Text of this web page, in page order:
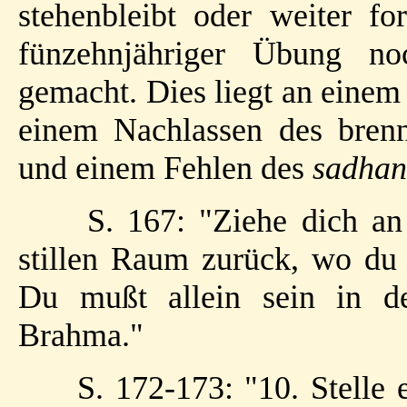
stehenbleibt oder weiter
fünzehnjähriger Übung
gemacht. Dies liegt an
einem Nachlassen des
und einem Fehlen des
S. 167: "Ziehe dich
stillen Raum zurück, wo
Du mußt allein sein in
Brahma."
S. 172-173: "10. Stelle